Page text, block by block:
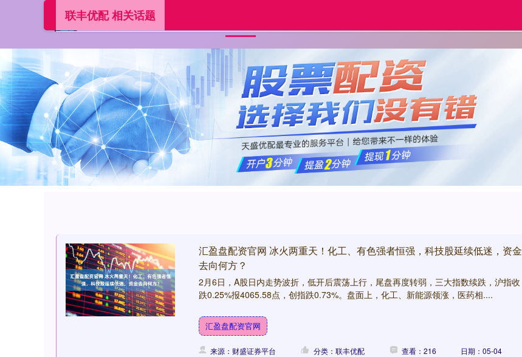
联丰优配 相关话题
汇盈盘配资官网 冰火两重天！化工、有色强者恒强，科技股延续低迷，资金
去向何方？
2月6日，A股日内走势波折，低开后震荡上行，尾盘再度转弱，三大指数续跌，沪指收
跌0.25%报4065.58点，创指跌0.73%。盘面上，化工、新能源领涨，医药相....
汇盈盘配资官网
来源：财盛证券平台 分类：联丰优配 查看：216 日期：05-04